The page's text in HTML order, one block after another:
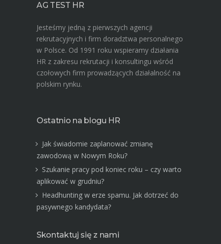
AG TEST HR
Jesteśmy jedną z pierwszych agencji
rekrutacyjnych i firm doradztwa personalnego
w Polsce. Od 1991 roku wspieramy działania
HR z zakresu rekrutacji i konsultingu wśród
czołowych firm prowadzących działalność na
polskim rynku.
Ostatnio na blogu HR
Jak świadomie zaplanować zmianę
zawodową w Nowym Roku?
Szukanie pracy pod koniec roku – czy warto
aplikować w grudniu?
Headhunting w erze spamu. Jak dotrzeć do
pasywnego kandydata?
Skontaktuj się z nami